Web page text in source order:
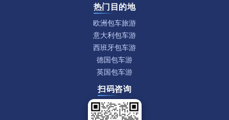
热门目的地
欧洲包车旅游
意大利包车游
西班牙包车游
德国包车游
英国包车游
扫码咨询